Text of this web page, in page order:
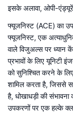
इसके अलावा, ओपी-
फ्यूजनिस्ट (ACE) का
फ्यूजनिस्ट, एक
वाले विजुअल्स पर ध्यान
प्रभावों के लिए यूनिटी
को सुनिश्चित करने के लिए
शामिल करता है, जिससे
है, धोखाधड़ी की
उपकरणों पर एक हल्के